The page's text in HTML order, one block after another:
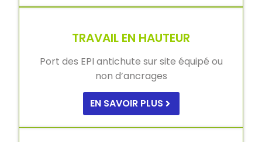
TRAVAIL EN HAUTEUR
Port des EPI antichute sur site équipé ou
non d’ancrages
EN SAVOIR PLUS